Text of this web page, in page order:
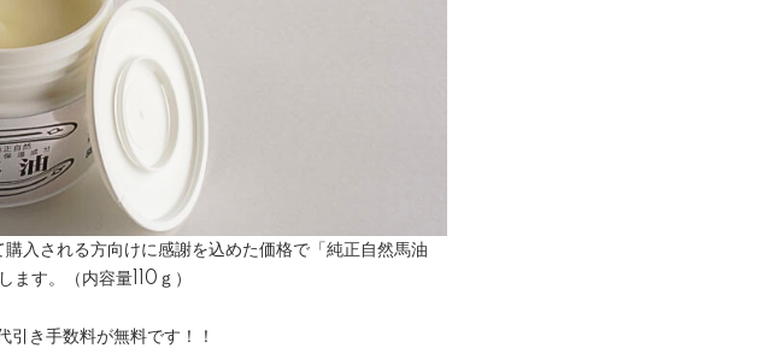
入される方向けに感謝を込めた価格で「純正自然馬油
す。（内容量110ｇ）
き手数料が無料です！！